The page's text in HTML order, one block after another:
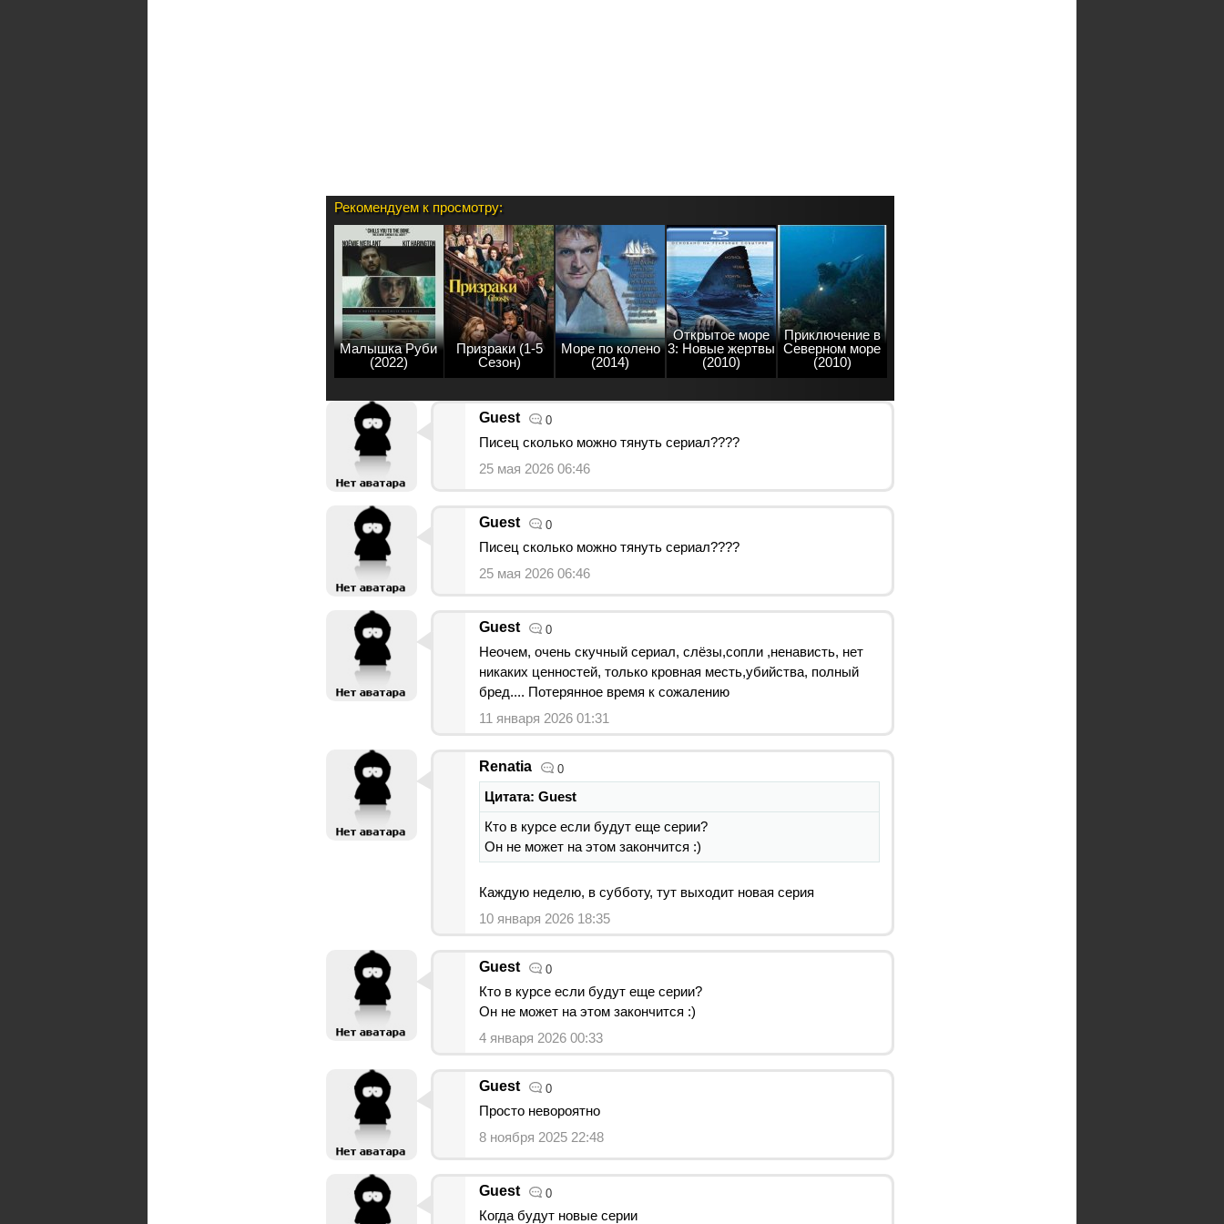
Рекомендуем к просмотру:
Малышка Руби
(2022)
Призраки (1-5
Сезон)
Море по колено
(2014)
Открытое море
3: Новые жертвы
(2010)
Приключение в
Северном море
(2010)
Guest 0
Писец сколько можно тянуть сериал????
25 мая 2026 06:46
Guest 0
Писец сколько можно тянуть сериал????
25 мая 2026 06:46
Guest 0
Неочем, очень скучный сериал, слёзы,сопли ,ненависть, нет
никаких ценностей, только кровная месть,убийства, полный
бред.... Потерянное время к сожалению
11 января 2026 01:31
Renatia 0
Цитата: Guest
Кто в курсе если будут еще серии?
Он не может на этом закончится :)
Каждую неделю, в субботу, тут выходит новая серия
10 января 2026 18:35
Guest 0
Кто в курсе если будут еще серии?
Он не может на этом закончится :)
4 января 2026 00:33
Guest 0
Просто невороятно
8 ноября 2025 22:48
Guest 0
Когда будут новые серии